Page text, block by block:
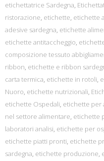
etichettatrice Sardegna,
ristorazione, etichette, etichette
adesive sardegna, etichette
etichette antitaccheggio,
composizione tessuto
ribbon, etichette e ribbon
carta termica, etichette in rotoli,
Nuoro, etichette nutrizionali,
etichette Ospedali, etichette per
nel settore alimentare, etichette
laboratori analisi, etichette per
etichette piatti pronti, etichette
sardegna, etichette produzione,